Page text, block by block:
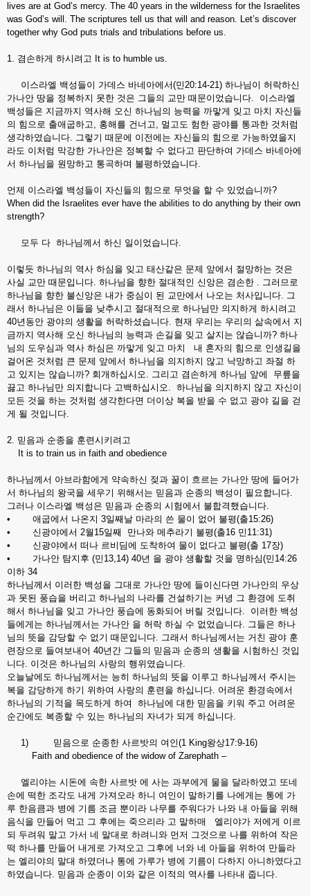
lives are at God’s mercy. The 40 years in the wilderness for the Israelites
was God’s will. The scriptures tell us that will and reason. Let’s discover
together why God puts trials and tribulations before us.
1. 겸손하게 하시려고 It is to humble us.
이스라엘 백성들이 가데스 바네아에서(민20:14-21) 하나님이 허락하신
가나안 땅을 정복하지 못한 것은 그들의 교만 때문이었습니다. 이스라엘
백성들은 지금까지 역사해 오신 하나님의 능력을 까맣게 잊고 마치 자신들
의 힘으로 출애굽하고, 홍해를 건너고, 멀고도 험한 광야를 통과한 것처럼
생각하였습니다. 그렇기 때문에 이전에는 자신들의 힘으로 가능하였을지
라도 이처럼 막강한 가나안은 정복할 수 없다고 판단하여 가데스 바네아에
서 하나님을 원망하고 통곡하며 불평하였습니다.
언제 이스라엘 백성들이 자신들의 힘으로 무엇을 할 수 있었습니까?
When did the Israelites ever have the abilities to do anything by their own
strength?
모두 다 하나님께서 하신 일이었습니다.
이렇듯 하나님의 역사 하심을 잊고 태산같은 문제 앞에서 절망하는 것은
사실 교만 때문입니다. 하나님을 향한 절대적인 신앙은 겸손한 . 그러므로
하나님을 향한 불신앙은 내가 중심이 된 교만에서 나오는 처사입니다. 그
래서 하나님은 이들을 낮추시고 절대적으로 하나님만 의지하게 하시려고
40년동안 광야의 생활을 허락하셨습니다. 현재 우리는 우리의 삶속에서 지
금까지 역사해 오신 하나님의 능력과 손길을 잊고 살지는 않습니까? 하나
님의 도우심과 역사 하심은 까맣게 잊고 마치 내 혼자의 힘으로 인생길을
걸어온 것처럼 큰 문제 앞에서 하나님을 의지하지 않고 낙망하고 좌절 하
고 있지는 않습니까? 회개하십시오. 그리고 겸손하게 하나님 앞에 무릎을
끓고 하나님만 의지합니다 고백하십시오. 하나님을 의지하지 않고 자신이
모든 것을 하는 것처럼 생각한다면 더이상 복을 받을 수 없고 광야 길을 걷
게 될 것입니다.
2. 믿음과 순종을 훈련시키려고
It is to train us in faith and obedience
하나님께서 아브라함에게 약속하신 젖과 꿀이 흐르는 가나안 땅에 들어가
서 하나님의 왕국을 세우기 위해서는 믿음과 순종의 백성이 필요합니다.
그러나 이스라엘 백성은 믿음과 순종의 시험에서 불합격했습니다.
• 애굽에서 나온지 3일째날 마라의 쓴 물이 없어 불평(출15:26)
• 신광야에서 2월15일째 만나와 메추라기 불평(출16 민11:31)
• 신광야에서 떠나 르비딤에 도착하여 물이 없다고 불평(출 17장)
• 가나안 탐지후 (민13,14) 40년 을 광야 생활할 것을 명하심(민14:26
이하 34
하나님께서 이러한 백성을 그대로 가나안 땅에 들이신다면 가나안의 우상
과 못된 풍습을 버리고 하나님의 나라를 건설하기는 커녕 그 환경에 도취
해서 하나님을 잊고 가나안 풍습에 동화되어 버릴 것입니다. 이러한 백성
들에게는 하나님께서는 가나안 을 허락 하실 수 없었습니다. 그들은 하나
님의 뜻을 감당할 수 없기 때문입니다. 그래서 하나님께서는 거친 광야 훈
련장으로 들여보내어 40년간 그들의 믿음과 순종의 생활을 시험하신 것입
니다. 이것은 하나님의 사랑의 행위였습니다.
오늘날에도 하나님께서는 능히 하나님의 뜻을 이루고 하나님께서 주시는
복을 감당하게 하기 위하여 사랑의 훈련을 하십니다. 어려운 환경속에서
하나님의 기적을 목도하게 하여 하나님에 대한 믿음을 키워 주고 어려운
순간에도 복종할 수 있는 하나님의 자녀가 되게 하십니다.
1) 믿음으로 순종한 사르밧의 여인(1 King왕상17:9-16)
Faith and obedience of the widow of Zarephath –
엘리야는 시돈에 속한 사르밧 에 사는 과부에게 물을 달라하였고 또네
손에 떡한 조각도 내게 가져오라 하니 여인이 말하기를 나에게는 통에 가
루 한음큼과 병에 기름 조금 뿐이라 나무를 주워다가 나와 내 아들을 위해
음식을 만들어 먹고 그 후에는 죽으리라 고 말하매 엘리야가 저에게 이르
되 두려워 말고 가서 네 말대로 하려니와 먼저 그것으로 나를 위하여 작은
떡 하나를 만들어 내게로 가져오고 그후에 너와 네 아들을 위하여 만들라
는 엘리야의 말대 하였더나 통에 가루가 병에 기름이 다하지 아니하였다고
하였습니다. 믿음과 순종이 이와 같은 이적의 역사를 나타내 줍니다.